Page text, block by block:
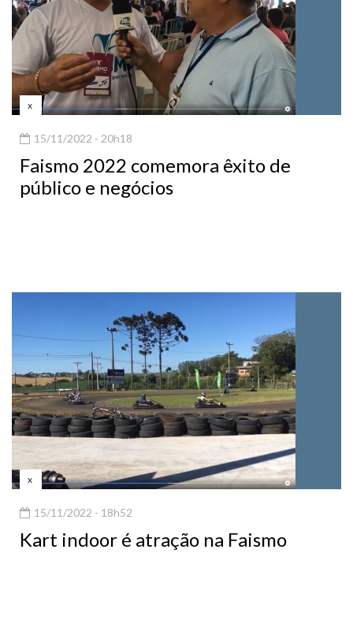
x
15/11/2022 - 20h18
Faismo 2022 comemora êxito de
público e negócios
x
15/11/2022 - 18h52
Kart indoor é atração na Faismo